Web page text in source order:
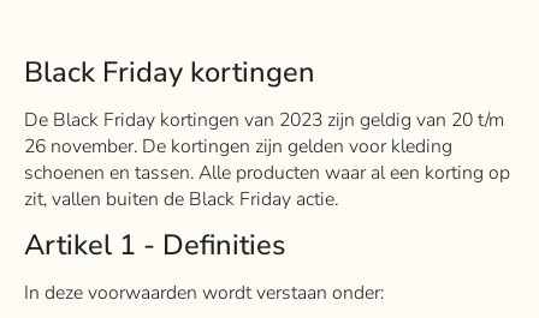
Black Friday kortingen
De Black Friday kortingen van 2023 zijn geldig van 20 t/m
26 november. De kortingen zijn gelden voor kleding
schoenen en tassen. Alle producten waar al een korting op
zit, vallen buiten de Black Friday actie.
Artikel 1 - Definities
In deze voorwaarden wordt verstaan onder: